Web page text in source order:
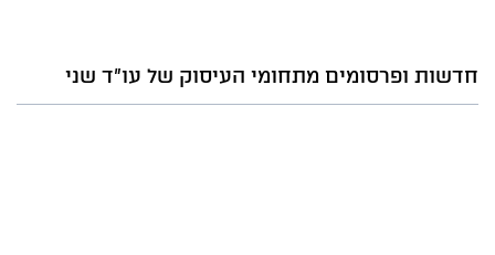
חדשות ופרסומים מתחומי העיסוק של עו"ד שני